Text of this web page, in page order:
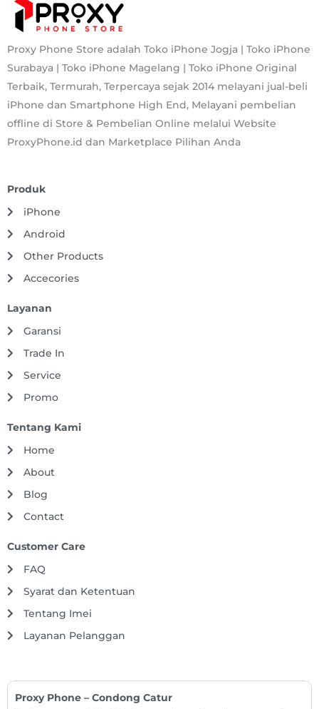
Proxy Phone Store adalah Toko iPhone Jogja | Toko iPhone
Surabaya | Toko iPhone Magelang | Toko iPhone Original
Terbaik, Termurah, Terpercaya sejak 2014 melayani jual-beli
iPhone dan Smartphone High End, Melayani pembelian
offline di Store & Pembelian Online melalui Website
ProxyPhone.id dan Marketplace Pilihan Anda
Produk
iPhone
Android
Other Products
Accecories
Layanan
Garansi
Trade In
Service
Promo
Tentang Kami
Home
About
Blog
Contact
Customer Care
FAQ
Syarat dan Ketentuan
Tentang Imei
Layanan Pelanggan
Proxy Phone – Condong Catur